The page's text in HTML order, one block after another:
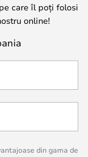
pe care îl poți folosi
online!
din gama de